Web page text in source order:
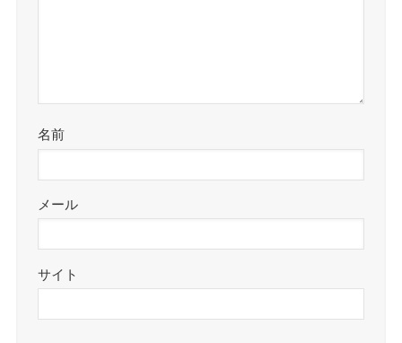
名前
メール
サイト